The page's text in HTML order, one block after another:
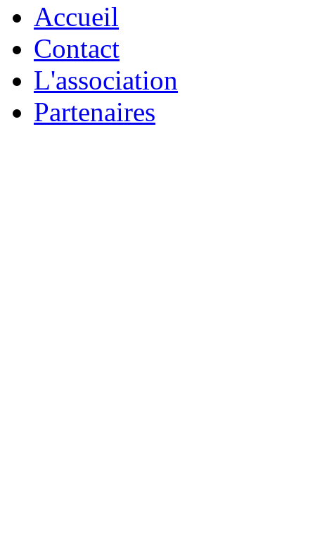
Accueil
Contact
L'association
Partenaires